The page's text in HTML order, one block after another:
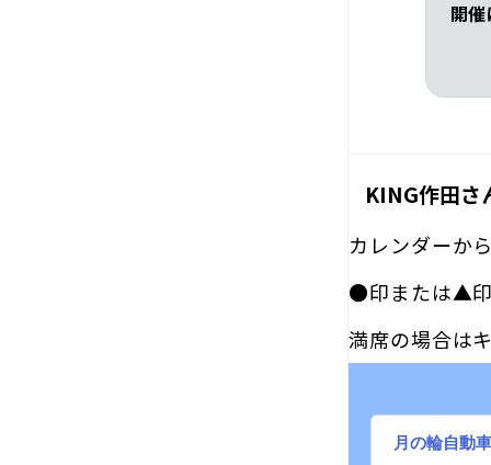
開
KING作田
カレンダーか
●印または▲印
満席の場合は